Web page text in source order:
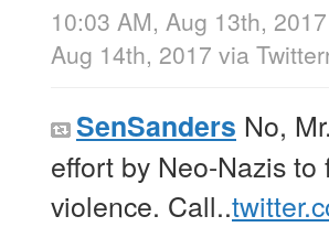
10:03 AM, Aug 13th, 2017
Aug 14th, 2017 via
SenSanders No,
effort by Neo-Nazis
violence. Call..